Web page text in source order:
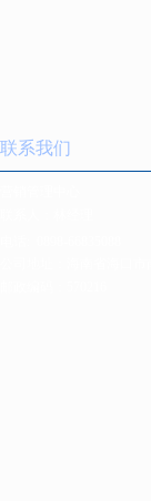
联系我们